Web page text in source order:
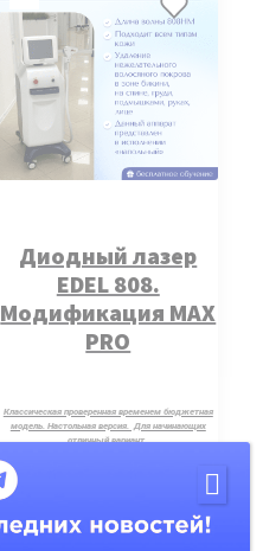
Диодный лазер
EDEL 808.
Модификация MAX
PRO
Классическая проверенная временем бюджетная
модель. Настольная версия. Для начинающих
отличный вариант.
Протоколы процедур в подарок